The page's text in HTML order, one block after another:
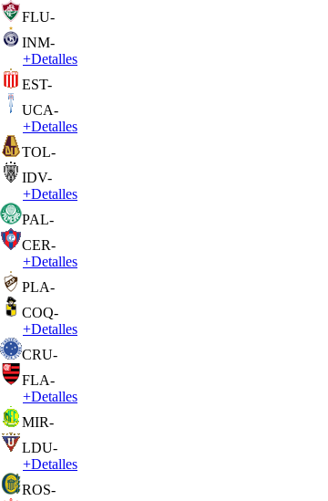
FLU-
INM-
+Detalles
EST-
UCA-
+Detalles
TOL-
IDV-
+Detalles
PAL-
CER-
+Detalles
PLA-
COQ-
+Detalles
CRU-
FLA-
+Detalles
MIR-
LDU-
+Detalles
ROS-